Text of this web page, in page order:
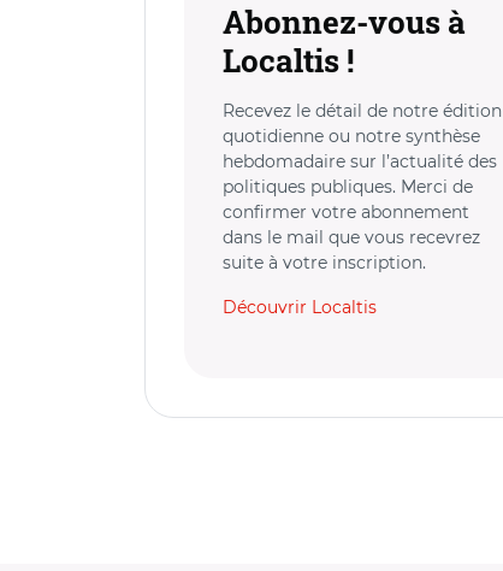
Abonnez-vous à
Localtis !
Recevez le détail de notre édition
quotidienne ou notre synthèse
hebdomadaire sur l’actualité des
politiques publiques. Merci de
confirmer votre abonnement
dans le mail que vous recevrez
suite à votre inscription.
Découvrir Localtis